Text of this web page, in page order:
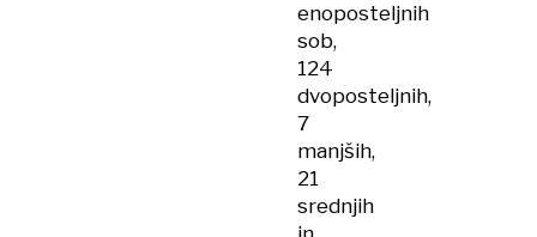
enoposteljnih
sob,
124
dvoposteljnih,
7
manjših,
21
srednjih